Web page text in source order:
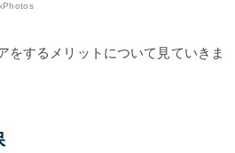
をするメリットについて見ていきま